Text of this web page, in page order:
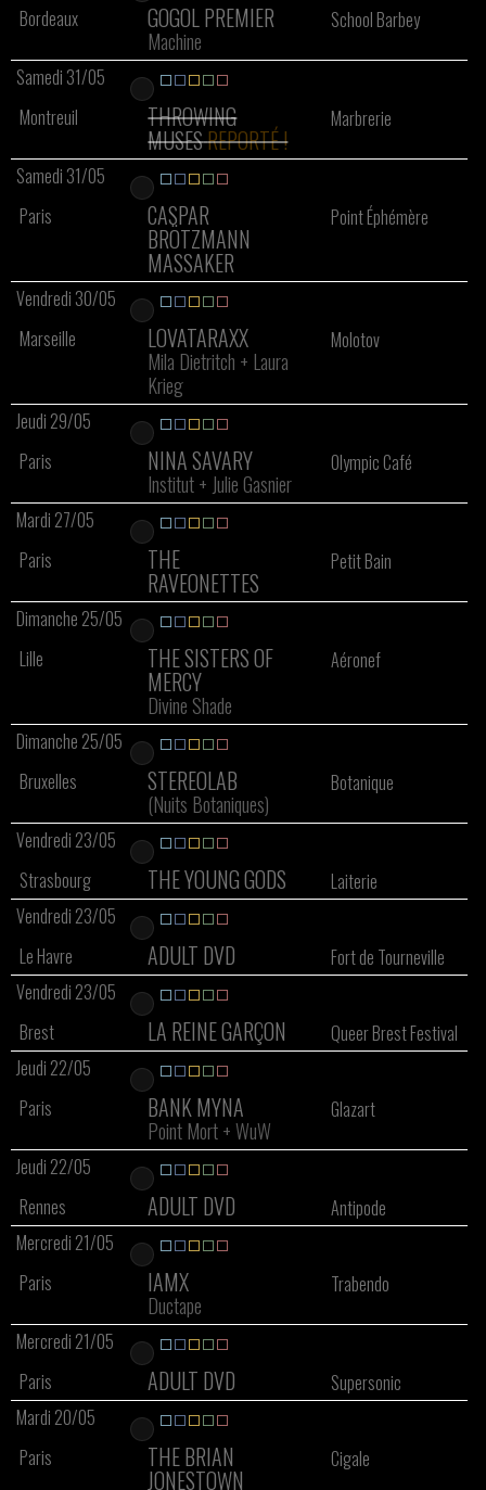
Bordeaux
GOGOL PREMIER
Machine
School Barbey
Samedi 31/05
Montreuil
THROWING
MUSESREPORTÉ !
Marbrerie
Samedi 31/05
Paris
CASPAR
BRÖTZMANN
MASSAKER
Point Éphémère
Vendredi 30/05
Marseille
LOVATARAXX
Mila Dietritch + Laura
Krieg
Molotov
Jeudi 29/05
Paris
NINA SAVARY
Institut+ Julie Gasnier
Olympic Café
Mardi 27/05
Paris
THE
RAVEONETTES
Petit Bain
Dimanche 25/05
Lille
THE SISTERS OF
MERCY
Divine Shade
Aéronef
Dimanche 25/05
Bruxelles
STEREOLAB
(Nuits Botaniques)
Botanique
Vendredi 23/05
Strasbourg
THE YOUNG GODS
Laiterie
Vendredi 23/05
Le Havre
ADULT DVD
Fort de Tourneville
Vendredi 23/05
Brest
LA REINE GARÇON
Queer Brest Festival
Jeudi 22/05
Paris
BANK MYNA
Point Mort+ WuW
Glazart
Jeudi 22/05
Rennes
ADULT DVD
Antipode
Mercredi 21/05
Paris
IAMX
Ductape
Trabendo
Mercredi 21/05
Paris
ADULT DVD
Supersonic
Mardi 20/05
Paris
THE BRIAN
JONESTOWN
Cigale